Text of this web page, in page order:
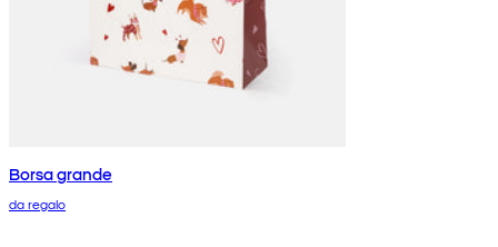
Borsa grande
da regalo